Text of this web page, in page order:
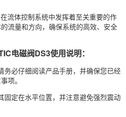
流体控制系统中发挥着至关重要的作
流量和方向，确保系统的高效、安全
电磁阀DS3使用说明：
务必仔细阅读产品手册，并确保您已经
项。
固定在水平位置，并注意避免强烈震动